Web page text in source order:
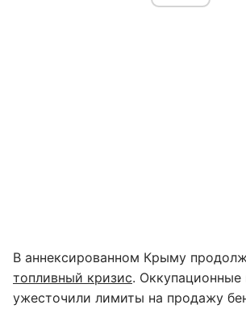
В аннексированном Крыму
топливный кризис. Оккупационные
ужесточили лимиты на продажу